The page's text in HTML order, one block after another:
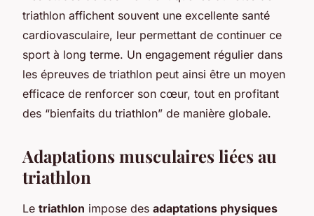
triathlon affichent souvent une excellente santé
cardiovasculaire, leur permettant de continuer ce
sport à long terme. Un engagement régulier dans
les épreuves de triathlon peut ainsi être un moyen
efficace de renforcer son cœur, tout en profitant
des “bienfaits du triathlon” de manière globale.
Adaptations musculaires liées au
triathlon
Le triathlon impose des adaptations physiques